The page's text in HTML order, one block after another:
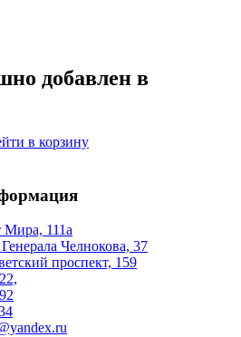
добавлен в
в корзину
Мира, 111а
Челнокова, 37
проспект, 159